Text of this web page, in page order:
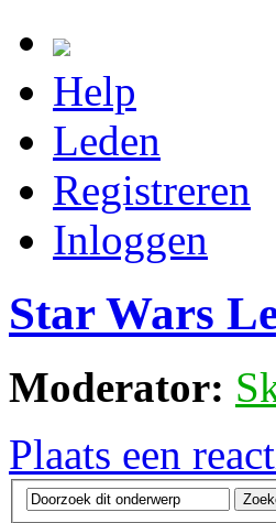
Help
Leden
Registreren
Inloggen
Star Wars
Moderator:
Plaats een